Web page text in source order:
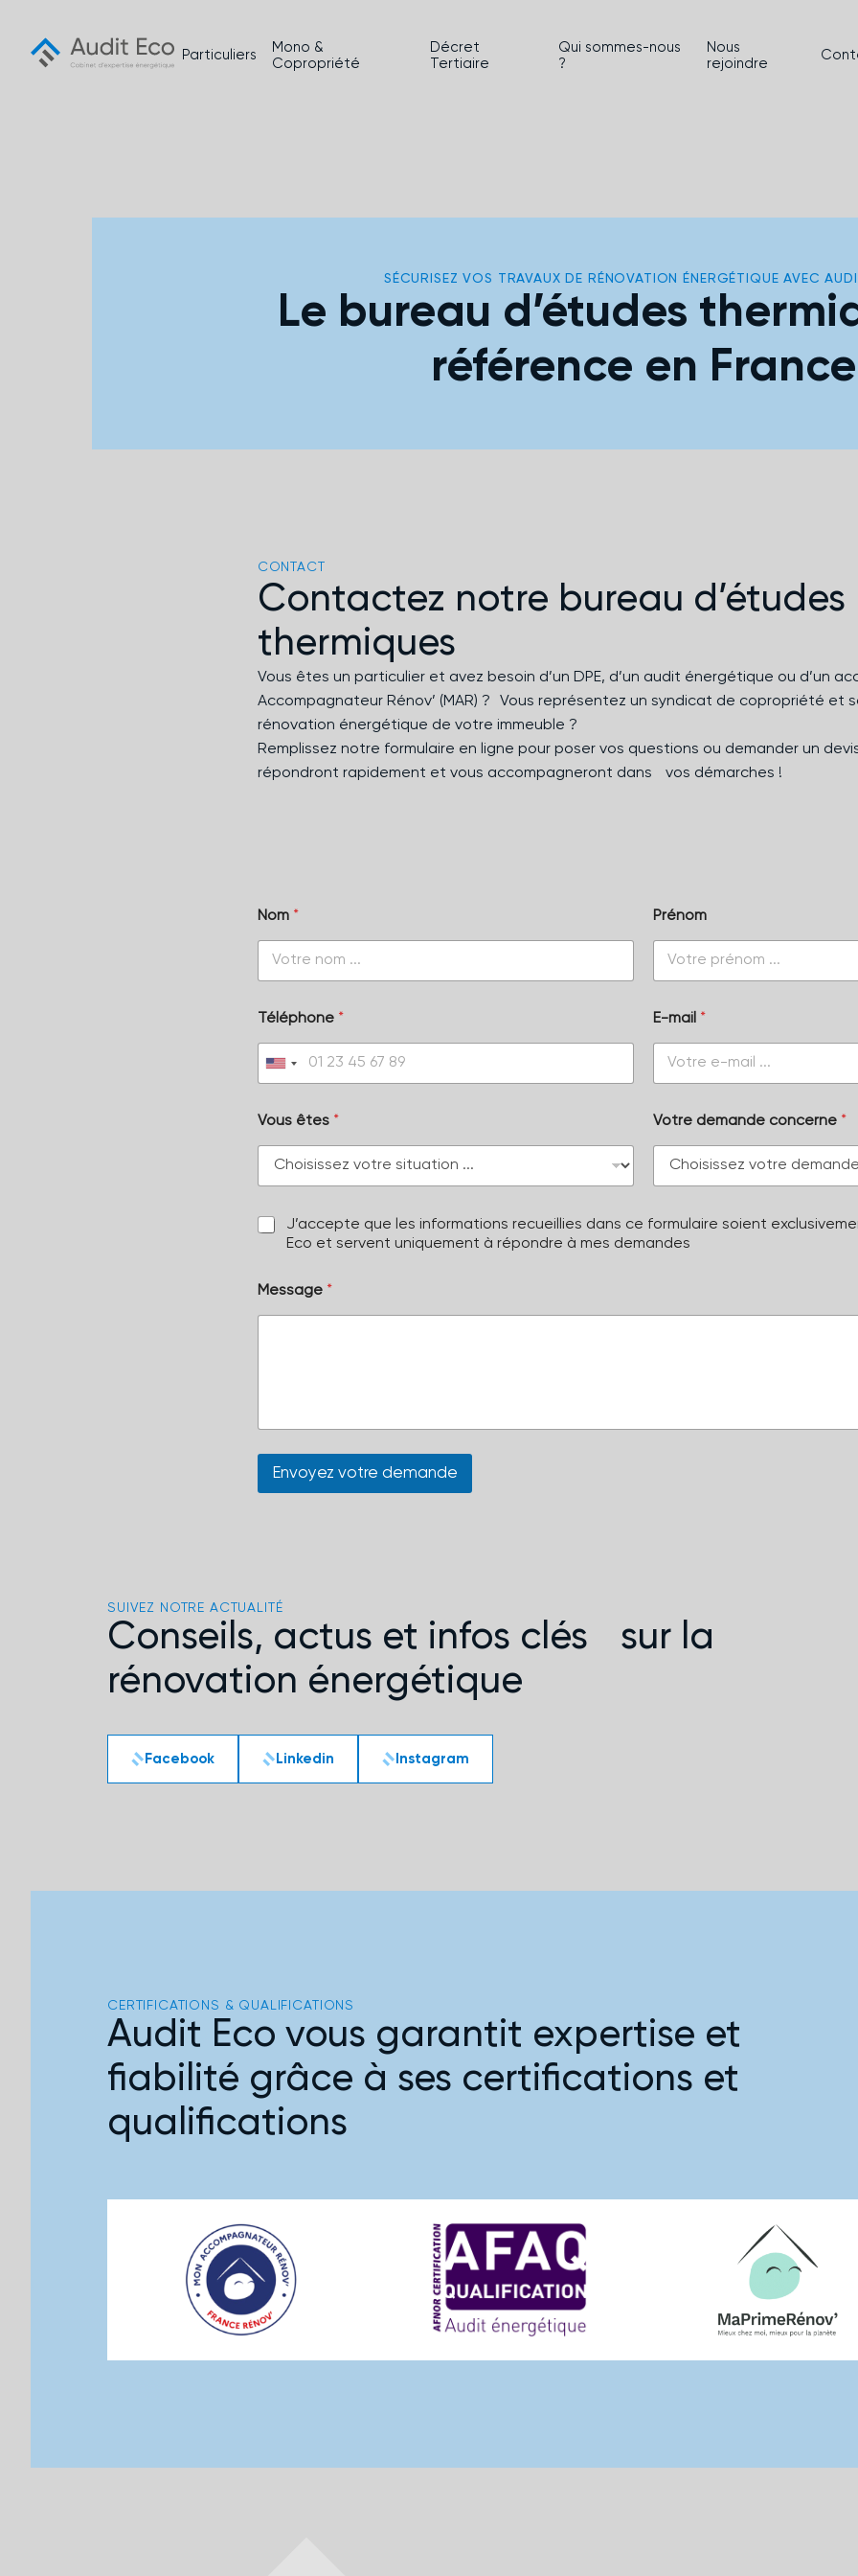
content
Particuliers
Mono &
Copropriété
Décret
Tertiaire
Qui sommes-nous
?
Nous
rejoindre
SÉCURISEZ VOS TRAVAUX DE RÉNOVATION ÉNERGÉTIQUE AVEC
Le bureau d’études
référence en France
CONTACT
Contactez notre bureau d’études
thermiques
Vous êtes un particulier et avez besoin d’un DPE, d’un audit énergétique ou d’un
Accompagnateur Rénov’ (MAR) ? Vous représentez un syndicat de copropriété et
rénovation énergétique de votre immeuble ?
Remplissez notre formulaire en ligne pour poser vos questions ou demander un
répondront rapidement et vous accompagneront dans vos démarches !
Nom * Prénom
Téléphone *
U
n
t
t
t
1
E-mail *
Vous êtes * Votre demande concerne *
J’accepte que les informations recueillies dans ce formulaire soient
Eco et servent uniquement à répondre à mes demandes
Message *
Envoyez votre demande
SUIVEZ NOTRE ACTUALITÉ
Conseils, actus et infos clés sur la
rénovation énergétique
Facebook Linkedin Instagram
CERTIFICATIONS & QUALIFICATIONS
Audit Eco vous garantit expertise et
fiabilité grâce à ses certifications et
qualifications